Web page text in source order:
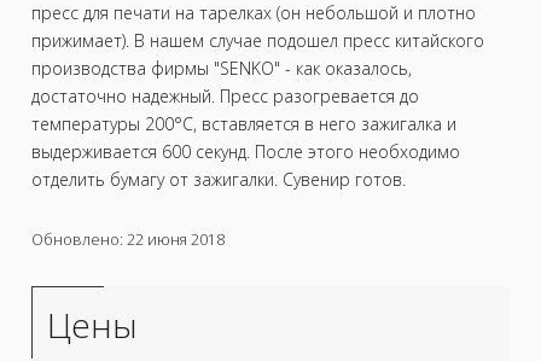
пресс для печати на тарелках (он небольшой и плотно
прижимает). В нашем случае подошел пресс китайского
производства фирмы "SENKO" - как оказалось,
достаточно надежный. Пресс разогревается до
температуры 200°C, вставляется в него зажигалка и
выдерживается 600 секунд. После этого необходимо
отделить бумагу от зажигалки. Сувенир готов.
Обновлено: 22 июня 2018
Цены